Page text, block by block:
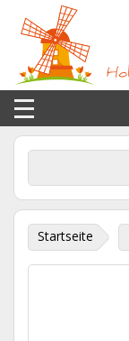
Startseite